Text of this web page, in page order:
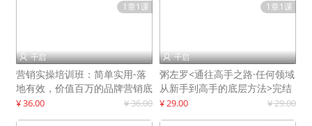
1章1课
 千启
营销实操培训班：简单实用-落
地有效，价值百万的品牌营销底
层逻辑
¥ 36.00 ¥ 36.00
1章1课
 千启
粥左罗<通往高手之路·任何领域
从新手到高手的底层方法>完结
¥ 29.00 ¥ 29.00